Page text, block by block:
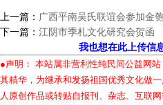
上一篇： 广西平南吴氏联谊会参加金
下一篇： 江阴市季札文化研究会贺函
我也想在此上传信
●声明： 本站属非营利性纯民间公益网
其精华，为继承和发扬祖国优秀文化做
人原创作品或转贴自报刊、杂志、互联